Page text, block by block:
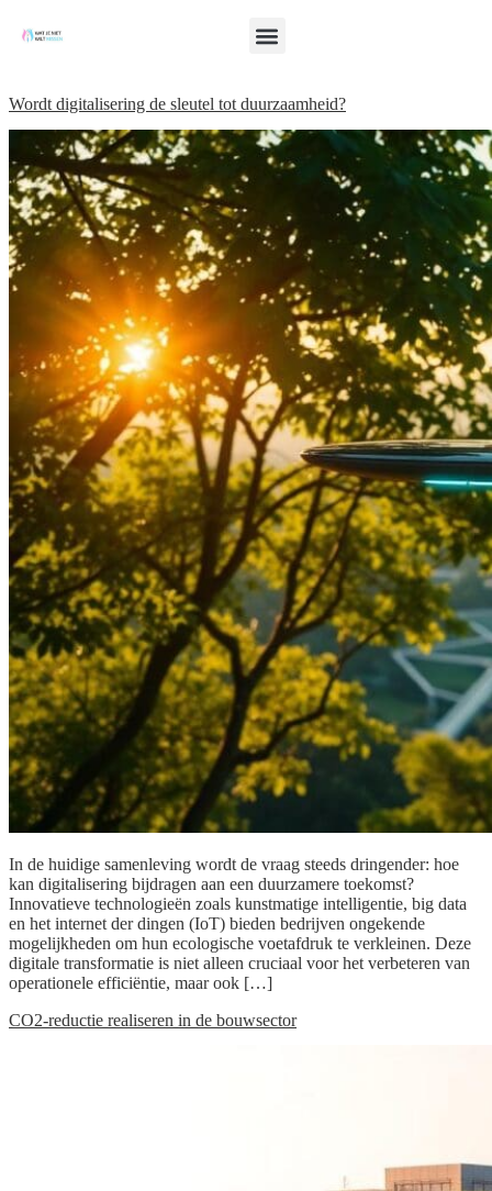
Wordt digitalisering de sleutel tot duurzaamheid?
In de huidige samenleving wordt de vraag steeds dringender: hoe
kan digitalisering bijdragen aan een duurzamere toekomst?
Innovatieve technologieën zoals kunstmatige intelligentie, big data
en het internet der dingen (IoT) bieden bedrijven ongekende
mogelijkheden om hun ecologische voetafdruk te verkleinen. Deze
digitale transformatie is niet alleen cruciaal voor het verbeteren van
operationele efficiëntie, maar ook […]
CO2-reductie realiseren in de bouwsector